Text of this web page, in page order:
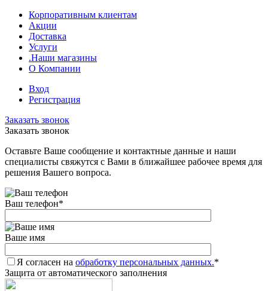
Корпоративным клиентам
Акции
Доставка
Услуги
.Наши магазины
О Компании
Вход
Регистрация
Заказать звонок
Заказать звонок
Оставьте Ваше сообщение и контактные данные и наши
специалисты свяжутся с Вами в ближайшее рабочее время для
решения Вашего вопроса.
Ваш телефон*
Ваше имя
Я согласен на обработку персональных данных.*
Защита от автоматического заполнения